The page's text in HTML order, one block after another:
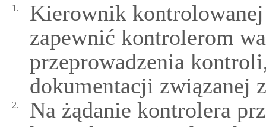
1.
Kierownik
zapewnić kontrolerom
przeprowadzenia
dokumentacji związanej
2.
Na żądanie kontrolera